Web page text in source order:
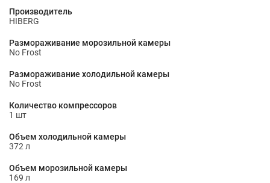
Производитель
HIBERG
Размораживание морозильной камеры
No Frost
Размораживание холодильной камеры
No Frost
Количество компрессоров
1 шт
Объем холодильной камеры
372 л
Объем морозильной камеры
169 л